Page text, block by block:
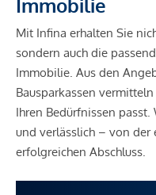
Immobilie
Mit Infina erhalten Sie
sondern auch die
Immobilie. Aus den
Bausparkassen
Ihren Bedürfnissen
und verlässlich – von der
erfolgreichen Abschluss.